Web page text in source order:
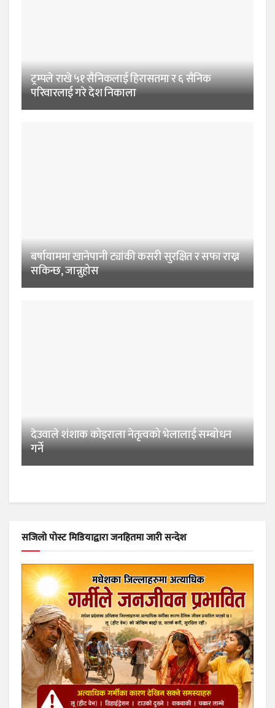
ट्रम्पले राखे ५१ सैनिकलाई हिरासतमा र ६ सैनिक
परिवारलाई गरे देश निकाला
बर्षायाममा खानेपानी ट्यांकी कसरी सुरक्षित र सफा राख्न
सकिन्छ, जान्नुहोस
देउवाले शंशाक कोइराला नेतृत्वको भेलालाई सम्बोधन
गर्ने
सजिलो पोस्ट मिडियाद्वारा जनहितमा जारी सन्देश